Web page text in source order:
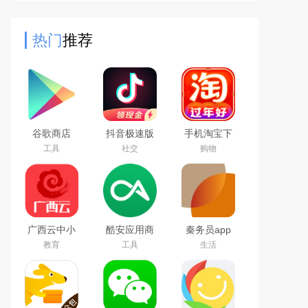
热门推荐
谷歌商店
google play
store最新版
本下载
工具
抖音极速版
免费下载
2026最新版
社交
手机淘宝下
载2026app
最新版
购物
广西云中小
学空中课堂
app
教育
酷安应用商
店app下载
2026最新版
工具
秦务员app
下载2026最
新版
生活